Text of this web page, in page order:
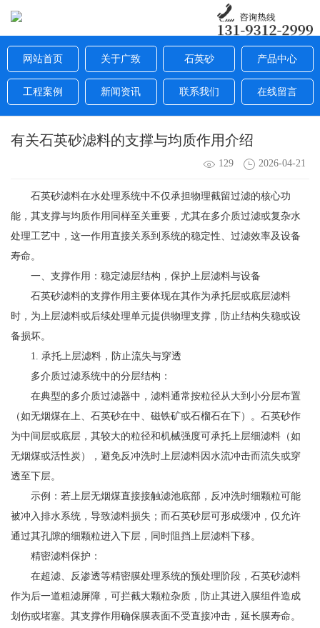
网站首页 关于广致 石英砂 产品中心
工程案例 新闻资讯 联系我们 在线留言
有关石英砂滤料的支撑与均质作用介绍
129 2026-04-21
石英砂滤料在水处理系统中不仅承担物理截留过滤的核心功
能，其支撑与均质作用同样至关重要，尤其在多介质过滤或复杂水
处理工艺中，这一作用直接关系到系统的稳定性、过滤效率及设备
寿命。
一、支撑作用：稳定滤层结构，保护上层滤料与设备
石英砂滤料的支撑作用主要体现在其作为承托层或底层滤料
时，为上层滤料或后续处理单元提供物理支撑，防止结构失稳或设
备损坏。
1. 承托上层滤料，防止流失与穿透
多介质过滤系统中的分层结构：
在典型的多介质过滤器中，滤料通常按粒径从大到小分层布置
（如无烟煤在上、石英砂在中、磁铁矿或石榴石在下）。石英砂作
为中间层或底层，其较大的粒径和机械强度可承托上层细滤料（如
无烟煤或活性炭），避免反冲洗时上层滤料因水流冲击而流失或穿
透至下层。
示例：若上层无烟煤直接接触滤池底部，反冲洗时细颗粒可能
被冲入排水系统，导致滤料损失；而石英砂层可形成缓冲，仅允许
通过其孔隙的细颗粒进入下层，同时阻挡上层滤料下移。
精密滤料保护：
在超滤、反渗透等精密膜处理系统的预处理阶段，石英砂滤料
作为后一道粗滤屏障，可拦截大颗粒杂质，防止其进入膜组件造成
划伤或堵塞。其支撑作用确保膜表面不受直接冲击，延长膜寿命。